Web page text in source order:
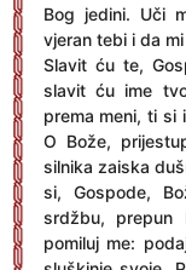
Bog jedini. Uči
vjeran tebi i da
Slavit ću te,
slavit ću ime
prema meni, ti si
O Bože,
silnika zaiska
si, Gospode,
srdžbu, prepun
pomiluj me: